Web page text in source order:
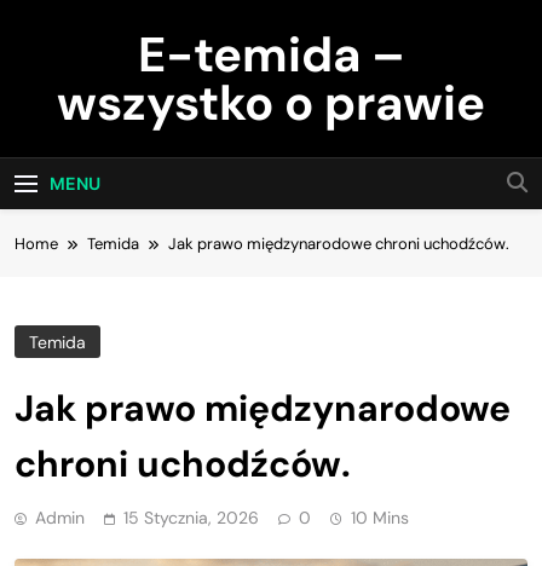
E-temida –
wszystko o prawie
MENU
Home Temida Jak prawo międzynarodowe chroni uchodźców.
Temida
Jak prawo międzynarodowe
chroni uchodźców.
Admin 15 Stycznia, 2026 0 10 Mins